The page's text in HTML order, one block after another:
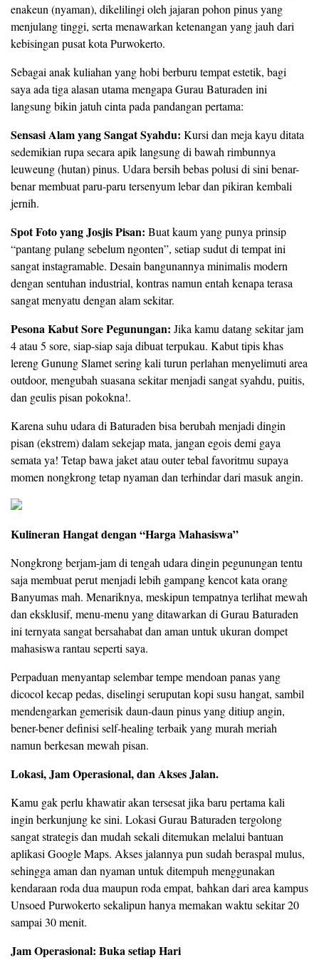
enakeun (nyaman), dikelilingi oleh jajaran pohon pinus yang
menjulang tinggi, serta menawarkan ketenangan yang jauh dari
kebisingan pusat kota Purwokerto.
​Sebagai anak kuliahan yang hobi berburu tempat estetik, bagi
saya ada tiga alasan utama mengapa Gurau Baturaden ini
langsung bikin jatuh cinta pada pandangan pertama:
Sensasi Alam yang Sangat Syahdu: Kursi dan meja kayu ditata
sedemikian rupa secara apik langsung di bawah rimbunnya
leuweung (hutan) pinus. Udara bersih bebas polusi di sini benar-
benar membuat paru-paru tersenyum lebar dan pikiran kembali
jernih.
Spot Foto yang Josjis Pisan: Buat kaum yang punya prinsip
“pantang pulang sebelum ngonten”, setiap sudut di tempat ini
sangat instagramable. Desain bangunannya minimalis modern
dengan sentuhan industrial, kontras namun entah kenapa terasa
sangat menyatu dengan alam sekitar.
Pesona Kabut Sore Pegunungan: Jika kamu datang sekitar jam
4 atau 5 sore, siap-siap saja dibuat terpukau. Kabut tipis khas
lereng Gunung Slamet sering kali turun perlahan menyelimuti area
outdoor, mengubah suasana sekitar menjadi sangat syahdu, puitis,
dan geulis pisan pokokna!.
Karena suhu udara di Baturaden bisa berubah menjadi dingin
pisan (ekstrem) dalam sekejap mata, jangan egois demi gaya
semata ya! Tetap bawa jaket atau outer tebal favoritmu supaya
momen nongkrong tetap nyaman dan terhindar dari masuk angin.
Kulineran Hangat dengan “Harga Mahasiswa”
​Nongkrong berjam-jam di tengah udara dingin pegunungan tentu
saja membuat perut menjadi lebih gampang kencot kata orang
Banyumas mah. Menariknya, meskipun tempatnya terlihat mewah
dan eksklusif, menu-menu yang ditawarkan di Gurau Baturaden
ini ternyata sangat bersahabat dan aman untuk ukuran dompet
mahasiswa rantau seperti saya.
Perpaduan menyantap selembar tempe mendoan panas yang
dicocol kecap pedas, diselingi seruputan kopi susu hangat, sambil
mendengarkan gemerisik daun-daun pinus yang ditiup angin,
bener-bener definisi self-healing terbaik yang murah meriah
namun berkesan mewah pisan.
Lokasi, Jam Operasional, dan Akses Jalan.
​Kamu gak perlu khawatir akan tersesat jika baru pertama kali
ingin berkunjung ke sini. Lokasi Gurau Baturaden tergolong
sangat strategis dan mudah sekali ditemukan melalui bantuan
aplikasi Google Maps. Akses jalannya pun sudah beraspal mulus,
sehingga aman dan nyaman untuk ditempuh menggunakan
kendaraan roda dua maupun roda empat, bahkan dari area kampus
Unsoed Purwokerto sekalipun hanya memakan waktu sekitar 20
sampai 30 menit.
Jam Operasional: Buka setiap Hari